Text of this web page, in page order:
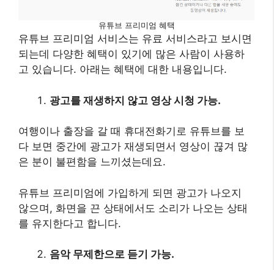
유튜브 프리미엄 혜택
유튜브 프리미엄 서비스는 유료 서비스라고 보시면
되는데 다양한 혜택이 있기에 많은 사람이 사용하
고 있습니다. 아래는 혜택에 대한 내용입니다.
광고를 재생하지 않고 영상 시청 가능.
여행이나 출장을 갈 때 휴대전화기로 유튜브를 보
다 보면 중간에 광고가 재생되면서 영상이 끊겨 많
은 분이 불편함을 느끼셨는데요.
유튜브 프리미엄에 가입하게 되면 광고가 나오지
않으며, 화면을 끈 상태에서도 소리가 나오는 상태
를 유지한다고 합니다.
음악 무제한으로 듣기 가능.